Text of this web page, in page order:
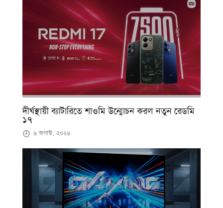
দীর্ঘস্থায়ী ব্যাটারিতে শাওমি উন্মোচন করল নতুন রেডমি
১৭
৬ অগাস্ট, ২০২৬